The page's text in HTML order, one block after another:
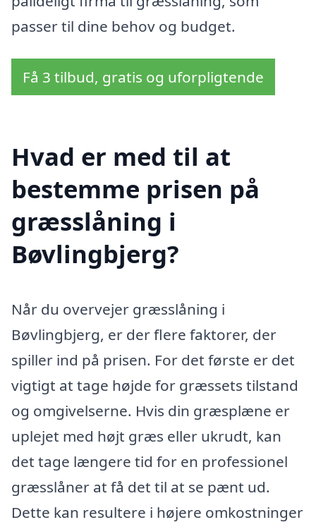
passer til dine behov og budget.
Få 3 tilbud, gratis og uforpligtende
Hvad er med til at
bestemme prisen på
græsslåning i
Bøvlingbjerg?
Når du overvejer græsslåning i
Bøvlingbjerg, er der flere faktorer, der
spiller ind på prisen. For det første er det
vigtigt at tage højde for græssets tilstand
og omgivelserne. Hvis din græsplæne er
uplejet med højt græs eller ukrudt, kan
det tage længere tid for en professionel
græsslåner at få det til at se pænt ud.
Dette kan resultere i højere omkostninger